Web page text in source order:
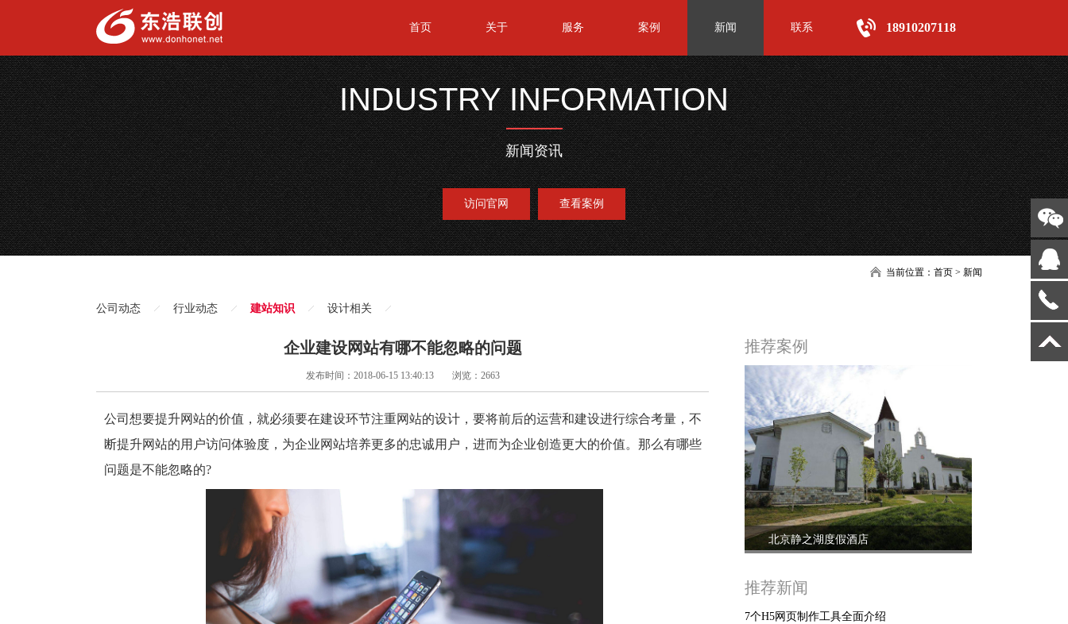
首页 关于 服务 案例 新闻 联系 18910207118
INDUSTRY INFORMATION
新闻资讯
访问官网 查看案例
当前位置：首页 >新闻
公司动态 行业动态 建站知识 设计相关
企业建设网站有哪不能忽略的问题
发布时间：2018-06-15 13:40:13 浏览：2663
公司想要提升网站的价值，就必须要在建设环节注重网站的设计，要将前后的运营和建设进行综合考量，不
断提升网站的用户访问体验度，为企业网站培养更多的忠诚用户，进而为企业创造更大的价值。那么有哪些
问题是不能忽略的?
推荐案例
北京静之湖度假酒店
推荐新闻
7个H5网页制作工具全面介绍